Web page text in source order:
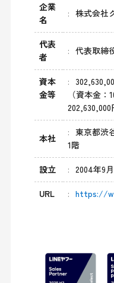
企業
名
株式会社
代表
者
代表取締
資本
金等
（資本金
202,630,000
本社
東京都渋
1階
設立 2004年9
URL https://